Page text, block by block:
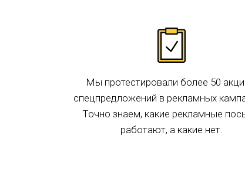
Мы протестировали более 50
спецпредложений в рекламных
Точно знаем, какие рекламные
работают, а какие нет.